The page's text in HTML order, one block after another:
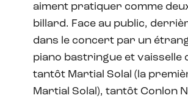
aiment pratiquer comme
billard. Face au public,
dans le concert par un
piano bastringue et vaisselle
tantôt Martial Solal (la
Martial Solal), tantôt Conlon